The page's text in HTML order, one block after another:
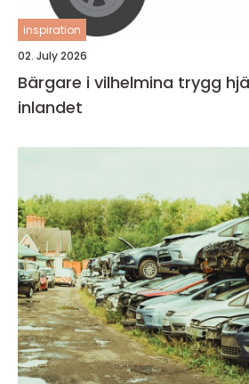
inspiration
02. July 2026
Bärgare i vilhelmina trygg hjälp på vägarna i
inlandet